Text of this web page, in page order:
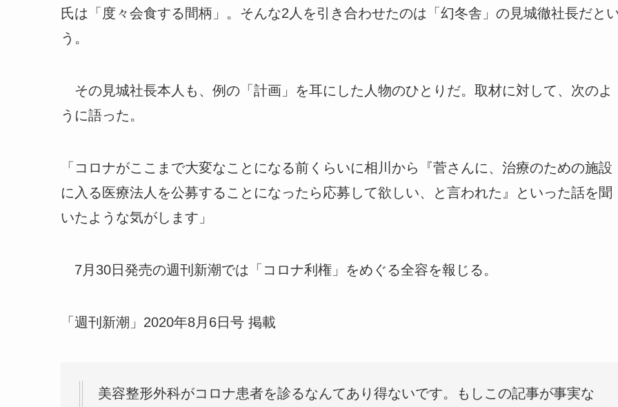
氏は「度々会食する間柄」。そんな2人を引き合わせたのは「幻冬舎」の見城徹社長だと
う。
その見城社長本人も、例の「計画」を耳にした人物のひとりだ。取材に対して、次のよ
うに語った。
「コロナがここまで大変なことになる前くらいに相川から『菅さんに、治療のための施設
に入る医療法人を公募することになったら応募して欲しい、と言われた』といった話を聞
いたような気がします」
7月30日発売の週刊新潮では「コロナ利権」をめぐる全容を報じる。
「週刊新潮」2020年8月6日号 掲載
美容整形外科がコロナ患者を診るなんてあり得ないです。もしこの記事が事実な